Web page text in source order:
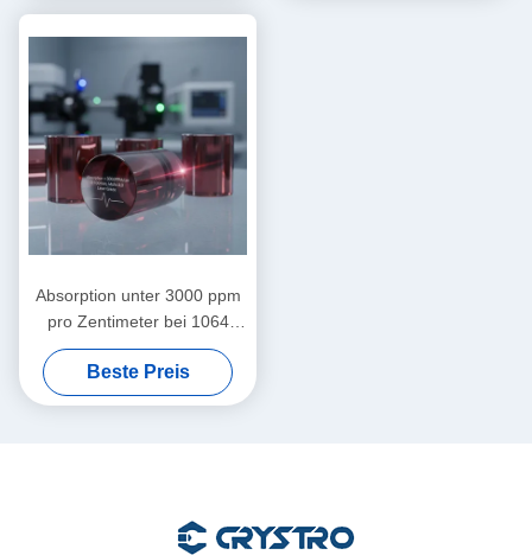
Skala für Präzisionsgeräte
Absorption unter 3000 ppm
pro Zentimeter bei 1064
Nanometern. Magneto-
optische Kristalle mit Mohs-
Härte 8 Punkt 0, ideal für
Beste Preis